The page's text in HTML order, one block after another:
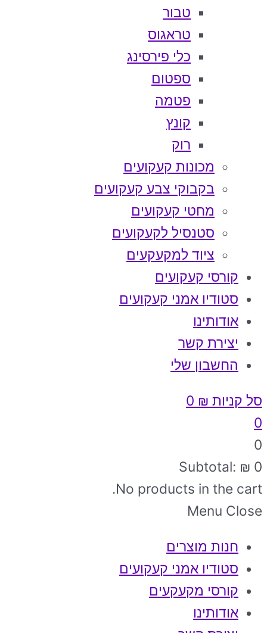
טבור
טראגוס
כלי פירסינג
ספטום
פטמה
קונץ
רוק
מכונות קעקועים
בקבוקי צבע קעקועים
מחטי קעקועים
סטנסיל לקעקועים
ציוד למקעקעים
קורסי קעקועים
סטודיו אמני קעקועים
אודותינו
יצירת קשר
החשבון שלי
סל קניות ₪
0
0
Subtotal: ₪ 0
No products in the cart.
Menu Close
חנות מוצרים
סטודיו אמני קעקועים
קורסי מקעקעים
אודותינו